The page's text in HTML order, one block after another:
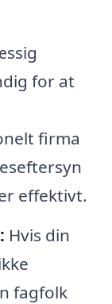
for at
firma
effektivt.
Hvis din
fagfolk